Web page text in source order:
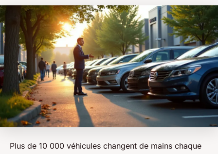
Plus de 10 000 véhicules changent de mains chaque